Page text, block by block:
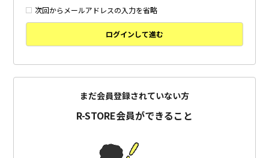
次回からメールアドレスの入力を省略
ログインして進む
まだ会員登録されていない方
R-STORE会員ができること